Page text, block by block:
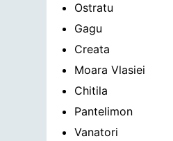
Ostratu
Gagu
Creata
Moara Vlasiei
Chitila
Pantelimon
Vanatori